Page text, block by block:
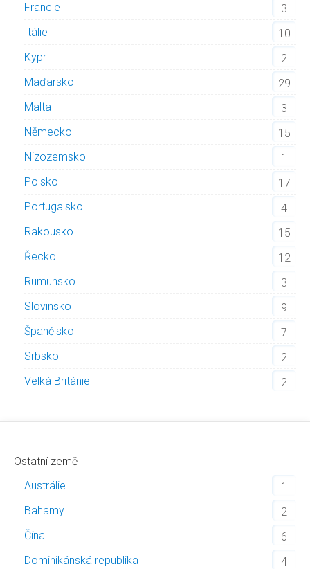
Francie
3
Itálie
10
Kypr
2
Maďarsko
29
Malta
3
Německo
15
Nizozemsko
1
Polsko
17
Portugalsko
4
Rakousko
15
Řecko
12
Rumunsko
3
Slovinsko
9
Španělsko
7
Srbsko
2
Velká Británie
2
Ostatní země
Austrálie
1
Bahamy
2
Čína
6
Dominikánská republika
4